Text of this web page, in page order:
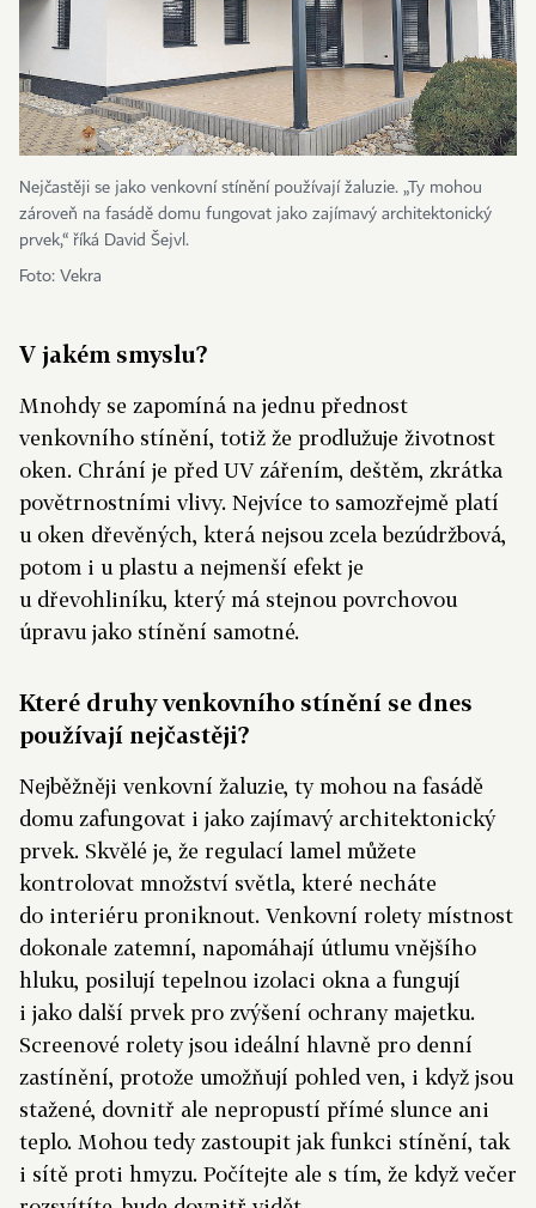
Nejčastěji se jako venkovní stínění používají žaluzie. „Ty mohou
zároveň na fasádě domu fungovat jako zajímavý architektonický
prvek,“ říká David Šejvl.
Foto: Vekra
V jakém smyslu?
Mnohdy se zapomíná na jednu přednost
venkovního stínění, totiž že prodlužuje životnost
oken. Chrání je před UV zářením, deštěm, zkrátka
povětrnostními vlivy. Nejvíce to samozřejmě platí
u oken dřevěných, která nejsou zcela bezúdržbová,
potom i u plastu a nejmenší efekt je
u dřevohliníku, který má stejnou povrchovou
úpravu jako stínění samotné.
Které druhy venkovního stínění se dnes
používají nejčastěji?
Nejběžněji venkovní žaluzie, ty mohou na fasádě
domu zafungovat i jako zajímavý architektonický
prvek. Skvělé je, že regulací lamel můžete
kontrolovat množství světla, které necháte
do interiéru proniknout. Venkovní rolety místnost
dokonale zatemní, napomáhají útlumu vnějšího
hluku, posilují tepelnou izolaci okna a fungují
i jako další prvek pro zvýšení ochrany majetku.
Screenové rolety jsou ideální hlavně pro denní
zastínění, protože umožňují pohled ven, i když jsou
stažené, dovnitř ale nepropustí přímé slunce ani
teplo. Mohou tedy zastoupit jak funkci stínění, tak
i sítě proti hmyzu. Počítejte ale s tím, že když večer